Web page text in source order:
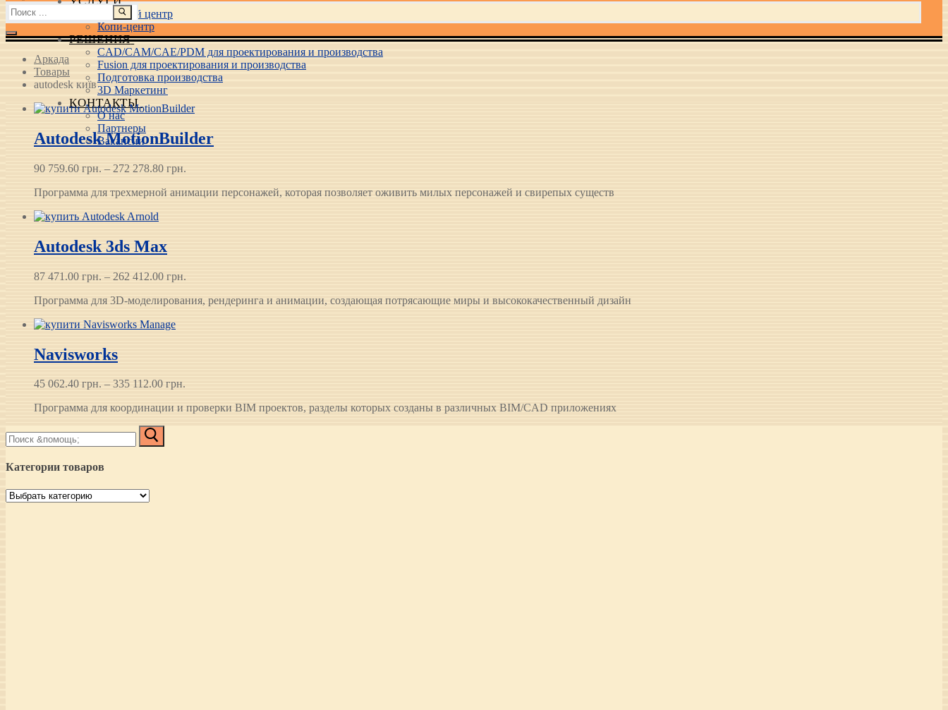
Учебный центр
Копи-центр
РЕШЕНИЯ
CAD/CAM/CAE/PDM для проектирования и производства
Fusion для проектирования и производства
Подготовка производства
3D Маркетинг
КОНТАКТЫ
О нас
Партнеры
Вакансии
Найти:
Аркада
Товары
autodesk київ
Autodesk MotionBuilder
90 759.60 грн. – 272 278.80 грн.
90 759.60 грн.
Программа для трехмерной анимации персонажей, которая позволяет оживить милых персонажей и свирепых существ
Autodesk 3ds Max
87 471.00 грн. – 262 412.00 грн.
87 471.00 грн.
Программа для 3D-моделирования, рендеринга и анимации, создающая потрясающие миры и высококачественный дизайн
Navisworks
45 062.40 грн. – 335 112.00 грн.
45 062.40 грн.
Программа для координации и проверки BIM проектов, разделы которых созданы в различных BIM/CAD приложениях
Найти:
Категории товаров